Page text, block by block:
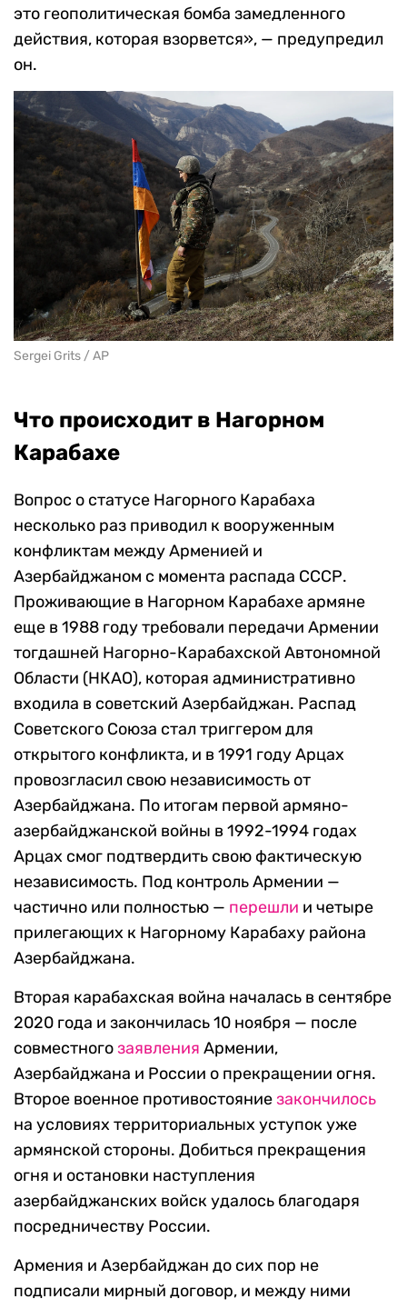
это геополитическая бомба замедленного
действия, которая взорвется», — предупредил
он.
Sergei Grits / AP
Что происходит в Нагорном
Карабахе
Вопрос о статусе Нагорного Карабаха
несколько раз приводил к вооруженным
конфликтам между Арменией и
Азербайджаном с момента распада СССР.
Проживающие в Нагорном Карабахе армяне
еще в 1988 году требовали передачи Армении
тогдашней Нагорно-Карабахской Автономной
Области (НКАО), которая административно
входила в советский Азербайджан. Распад
Советского Союза стал триггером для
открытого конфликта, и в 1991 году Арцах
провозгласил свою независимость от
Азербайджана. По итогам первой армяно-
азербайджанской войны в 1992-1994 годах
Арцах смог подтвердить свою фактическую
независимость. Под контроль Армении —
частично или полностью — перешли и четыре
прилегающих к Нагорному Карабаху района
Азербайджана.
Вторая карабахская война началась в сентябре
2020 года и закончилась 10 ноября — после
совместногозаявления Армении,
Азербайджана и России о прекращении огня.
Второе военное противостояниезакончилось
на условиях территориальных уступок уже
армянской стороны. Добиться прекращения
огня и остановки наступления
азербайджанских войск удалось благодаря
посредничеству России.
Армения и Азербайджан до сих пор не
подписали мирный договор, и между ними